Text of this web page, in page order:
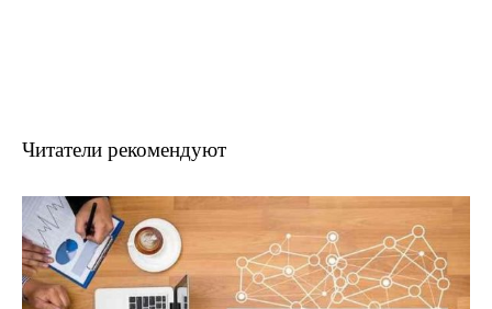
Читатели рекомендуют